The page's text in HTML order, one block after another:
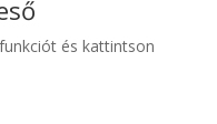
és kattintson